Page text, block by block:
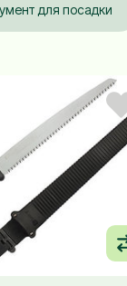
для посадки